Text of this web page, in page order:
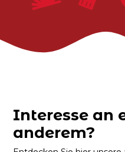
Interesse an
anderem?